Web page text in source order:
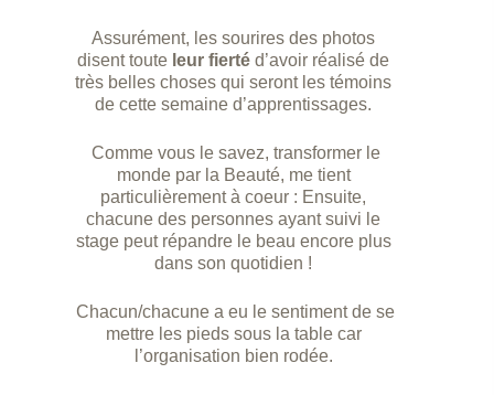
Assurément, les sourires des photos
disent toute leur fierté d’avoir réalisé de
très belles choses qui seront les témoins
de cette semaine d’apprentissages.
Comme vous le savez, transformer le
monde par la Beauté, me tient
particulièrement à coeur : Ensuite,
chacune des personnes ayant suivi le
stage peut répandre le beau encore plus
dans son quotidien !
Chacun/chacune a eu le sentiment de se
mettre les pieds sous la table car
l’organisation bien rodée.